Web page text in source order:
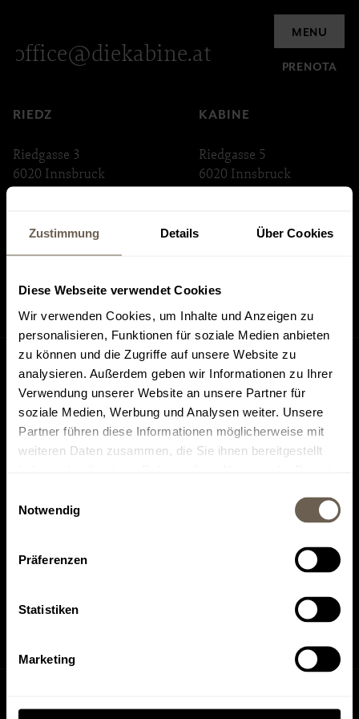
Zustimmung Details Über Cookies
Diese Webseite verwendet Cookies
Wir verwenden Cookies, um Inhalte und Anzeigen zu
personalisieren, Funktionen für soziale Medien anbieten
zu können und die Zugriffe auf unsere Website zu
analysieren. Außerdem geben wir Informationen zu Ihrer
Verwendung unserer Website an unsere Partner für
soziale Medien, Werbung und Analysen weiter. Unsere
Partner führen diese Informationen möglicherweise mit
weiteren Daten zusammen, die Sie ihnen bereitgestellt
Notwendig
Präferenzen
Statistiken
Marketing
MENU
PRENOTA
office@diekabine.at
RIEDZ
Riedgasse 3
6020 Innsbruck
KABINE
Riedgasse 5
6020 Innsbruck
ABSTEIGE
6020 Innsbruck
INNSTRASSE 33
6020 Innsbruck
Il più votato su
Trovateci su
Trovateci su
Richiesta